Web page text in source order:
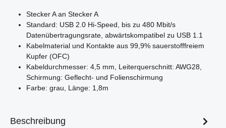
Stecker A an Stecker A
Standard: USB 2.0 Hi-Speed, bis zu 480 Mbit/s
Datenübertragungsrate, abwärtskompatibel zu USB 1.1
Kabelmaterial und Kontakte aus 99,9% sauerstofffreiem
Kupfer (OFC)
Kabeldurchmesser: 4,5 mm, Leiterquerschnitt: AWG28,
Schirmung: Geflecht- und Folienschirmung
Farbe: grau, Länge: 1,8m
Beschreibung